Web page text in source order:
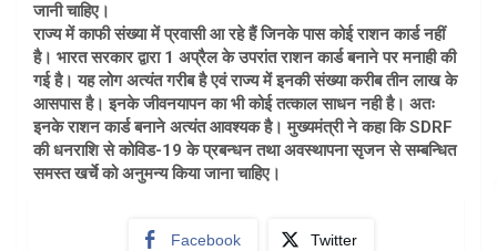
जानी चाहिए।
राज्य में काफी संख्या में प्रवासी आ रहे हैं जिनके पास कोई राशन कार्ड नहीं
है। भारत सरकार द्वारा 1 अप्रैल के उपरांत राशन कार्ड बनाने पर मनाही की
गई है। यह लोग अत्यंत गरीब है एवं राज्य में इनकी संख्या करीब तीन लाख के
आसपास है। इनके जीवनयापन का भी कोई तत्काल साधन नही है। अतः
इनके राशन कार्ड बनाने अत्यंत आवश्यक है। मुख्यमंत्री ने कहा कि SDRF
की धनराशि से कोविड-19 के प्रबन्धन तथा अवस्थापना सृजन से सम्बन्धित
समस्त खर्चे को अनुमन्य किया जाना चाहिए।
Facebook Twitter